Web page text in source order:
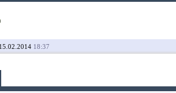
15.02.2014 18:37